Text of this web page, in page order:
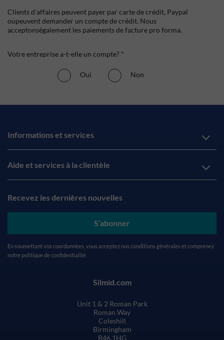
Clients d'affaires peuvent payer par carte de crédit, Paypal
oupeuvent demander un compte de crédit. Nous
acceptonségalement les paiements de facture pro forma.
Votre entreprise a-t-elle un compte? *
Oui Non
Informations et services
Aide et services à la clientèle
Recevez les dernières nouvelles
S’abonner
En soumettant vos coordonnées, vous acceptez nos conditions générales et comprenez
notre politique de confidentialité
Silmid.com
Unit 1 & 2 Roman Park
Roman Way
Coleshill
Birmingham
B46 1HG